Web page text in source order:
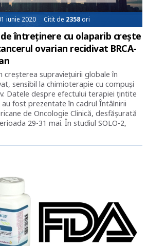
iunie 2020 Citit de 2358ori
de întreținere cu olaparib crește
ovarian recidivat BRCA-
creșterea supraviețuirii globale în
sensibil la chimioterapie cu compuși
Datele despre efectului terapiei țintite
au fost prezentate în cadrul Întâlnirii
de Oncologie Clinică, desfășurată
29-31 mai. În studiul SOLO-2,